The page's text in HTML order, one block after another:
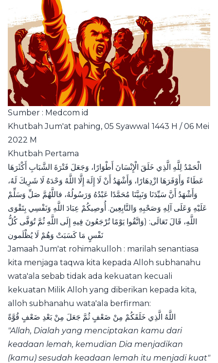
Sumber : Medcom id
Khutbah Jum'at pahing, 05 Syawwal 1443 H / 06 Mei
2022 M
Khutbah Pertama
الْحَمْدُ لِلَّهِ الَّذِي خَلَقَ الْإِنْسَانَ أَطْوَارًا، وَجَعَلَ فَتْرَةَ الشَّبَابِ أَكْثَرَهَا
عَطَاءً وَأَوْفَرَهَا ازْدِهَارًا، وَأَشْهَدُ أَنْ لَا إِلَهَ إِلَّا اللَّهُ وَحْدَهُ لَا شَرِيكَ لَهُ،
وَأَشْهَدُ أَنَّ سَيِّدَنَا وَنَبِيَّنَا مُحَمَّدًا عَبْدُهُ وَرَسُولُهُ، فاللَّهُمَّ صَلِّ وَسَلِّمْ
عَلَيْهِ وَعَلَى آلِهِ وَصَحْبِهِ وَالتَّابِعِينَ. أُوصِيكُمْ عِبَادَ اللَّهِ وَنَفْسِي بِتَقْوَى
اللَّهِ، قَالَ تَعَالَى: (وَاتَّقُوا يَوْمًا تُرْجَعُونَ فِيهِ إِلَى اللَّهِ ثُمَّ تُوَفَّى كُلُّ
نَفْسٍ مَا كَسَبَتْ وَهُمْ لَا يُظْلَمون
Jamaah Jum'at rohimakulloh : marilah senantiasa
kita menjaga taqwa kita kepada Alloh subhanahu
wata'ala sebab tidak ada kekuatan kecuali
kekuatan Milik Alloh yang diberikan kepada kita,
alloh subhanahu wata'ala berfirman:
اللَّهُ الَّذِي خَلَقَكُمْ مِنْ ضَعْفٍ ثُمَّ جَعَلَ مِنْ بَعْدِ ضَعْفٍ ‌قُوَّةً
"Allah, Dialah yang menciptakan kamu dari
keadaan lemah, kemudian Dia menjadikan
(kamu) sesudah keadaan lemah itu menjadi kuat"